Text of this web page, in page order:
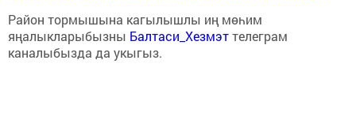
Район тормышына кагылышлы иң мөһим
яңалыкларыбызны Балтаси_Хезмэттелеграм
каналыбызда да укыгыз.